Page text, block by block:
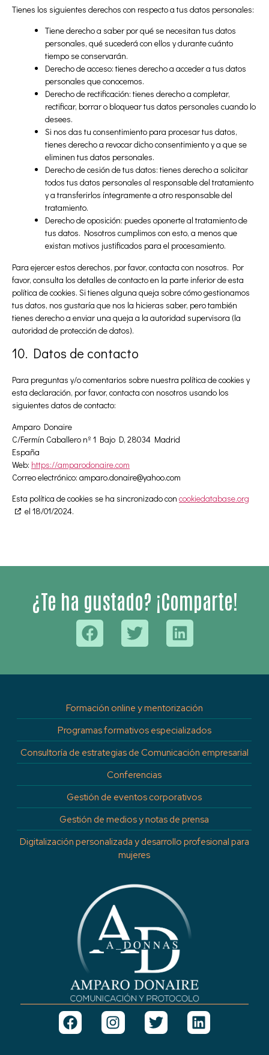
Tienes los siguientes derechos con respecto a tus datos personales:
Tiene derecho a saber por qué se necesitan tus datos
personales, qué sucederá con ellos y durante cuánto
tiempo se conservarán.
Derecho de acceso: tienes derecho a acceder a tus datos
personales que conocemos.
Derecho de rectificación: tienes derecho a completar,
rectificar, borrar o bloquear tus datos personales cuando lo
desees.
Si nos das tu consentimiento para procesar tus datos,
tienes derecho a revocar dicho consentimiento y a que se
eliminen tus datos personales.
Derecho de cesión de tus datos: tienes derecho a solicitar
todos tus datos personales al responsable del tratamiento
y a transferirlos íntegramente a otro responsable del
tratamiento.
Derecho de oposición: puedes oponerte al tratamiento de
tus datos. Nosotros cumplimos con esto, a menos que
existan motivos justificados para el procesamiento.
Para ejercer estos derechos, por favor, contacta con nosotros. Por
favor, consulta los detalles de contacto en la parte inferior de esta
política de cookies. Si tienes alguna queja sobre cómo gestionamos
tus datos, nos gustaría que nos la hicieras saber, pero también
tienes derecho a enviar una queja a la autoridad supervisora (la
autoridad de protección de datos).
10. Datos de contacto
Para preguntas y/o comentarios sobre nuestra política de cookies y
esta declaración, por favor, contacta con nosotros usando los
siguientes datos de contacto:
Amparo Donaire
C/Fermín Caballero nº 1 Bajo D, 28034 Madrid
España
Web: https://amparodonaire.com
Correo electrónico: amparo.donaire@yahoo.com
Esta política de cookies se ha sincronizado con cookiedatabase.org
el 18/01/2024.
¿Te ha gustado? ¡Comparte!
Formación online y mentorización
Programas formativos especializados
Consultoría de estrategias de Comunicación empresarial
Conferencias
Gestión de eventos corporativos
Gestión de medios y notas de prensa
Digitalización personalizada y desarrollo profesional para
mujeres